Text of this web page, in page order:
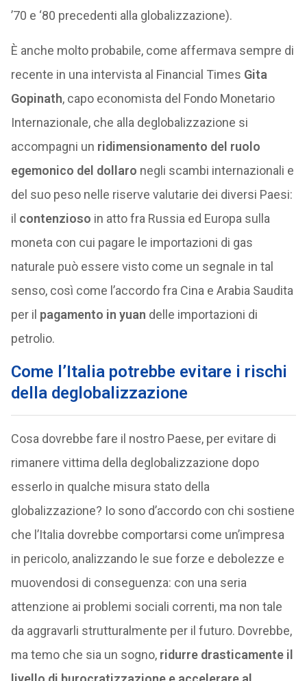
’70 e ‘80 precedenti alla globalizzazione).
È anche molto probabile, come affermava sempre di
recente in una intervista al Financial Times Gita
Gopinath, capo economista del Fondo Monetario
Internazionale, che alla deglobalizzazione si
accompagni un ridimensionamento del ruolo
egemonico del dollaro negli scambi internazionali e
del suo peso nelle riserve valutarie dei diversi Paesi:
il contenzioso in atto fra Russia ed Europa sulla
moneta con cui pagare le importazioni di gas
naturale può essere visto come un segnale in tal
senso, così come l’accordo fra Cina e Arabia Saudita
per il pagamento in yuan delle importazioni di
petrolio.
Come l’Italia potrebbe evitare i rischi
della deglobalizzazione
Cosa dovrebbe fare il nostro Paese, per evitare di
rimanere vittima della deglobalizzazione dopo
esserlo in qualche misura stato della
globalizzazione? Io sono d’accordo con chi sostiene
che l’Italia dovrebbe comportarsi come un’impresa
in pericolo, analizzando le sue forze e debolezze e
muovendosi di conseguenza: con una seria
attenzione ai problemi sociali correnti, ma non tale
da aggravarli strutturalmente per il futuro. Dovrebbe,
ma temo che sia un sogno, ridurre drasticamente il